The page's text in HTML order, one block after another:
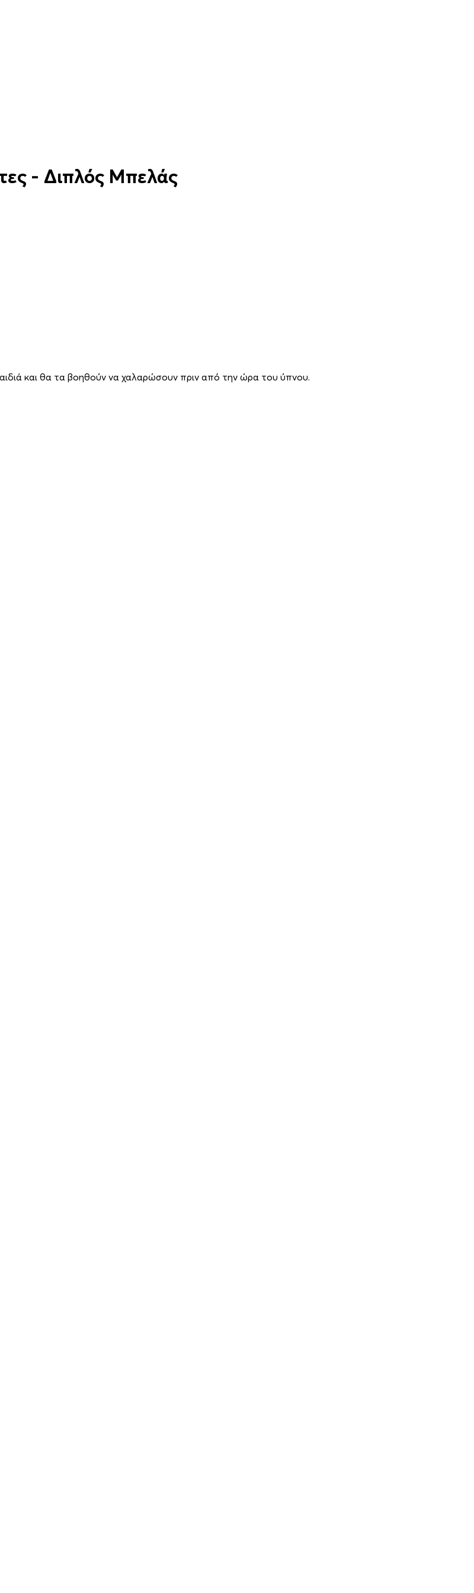
- ∆ιπλός Μπελάς
και θα τα βοηθούν να χαλαρώσουν πριν από την ώρα του ύπνου.